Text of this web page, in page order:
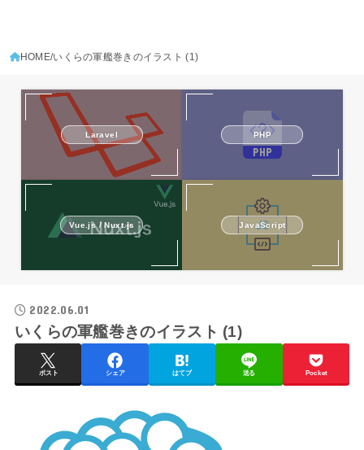
HOME いくらの軍艦巻きのイラスト (1)
Laravel PHP
Vue.js / Nuxt.js JavaScript
2022.06.01
いくらの軍艦巻きのイラスト (1)
ポスト シェア はてブ 送る Pocket